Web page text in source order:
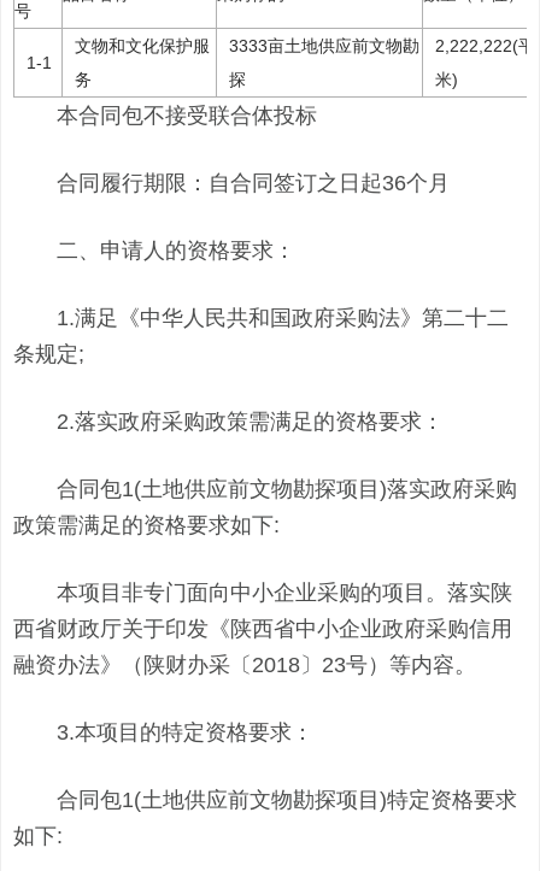
号
1-1
文物和文化保护服
务
3333亩土地供应前文物勘
探
2,222,222(平
米)
本合同包不接受联合体投标
合同履行期限：自合同签订之日起36个月
二、申请人的资格要求：
1.满足《中华人民共和国政府采购法》第二十二
条规定;
2.落实政府采购政策需满足的资格要求：
合同包1(土地供应前文物勘探项目)落实政府采购
政策需满足的资格要求如下:
本项目非专门面向中小企业采购的项目。落实陕
西省财政厅关于印发《陕西省中小企业政府采购信用
融资办法》（陕财办采〔2018〕23号）等内容。
3.本项目的特定资格要求：
合同包1(土地供应前文物勘探项目)特定资格要求
如下: